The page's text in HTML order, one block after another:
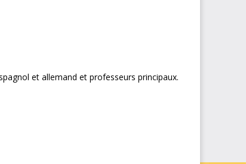
et allemand et professeurs principaux.